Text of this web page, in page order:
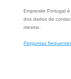
Empresite Portugal
dos dados de
mesmo.
Perguntas